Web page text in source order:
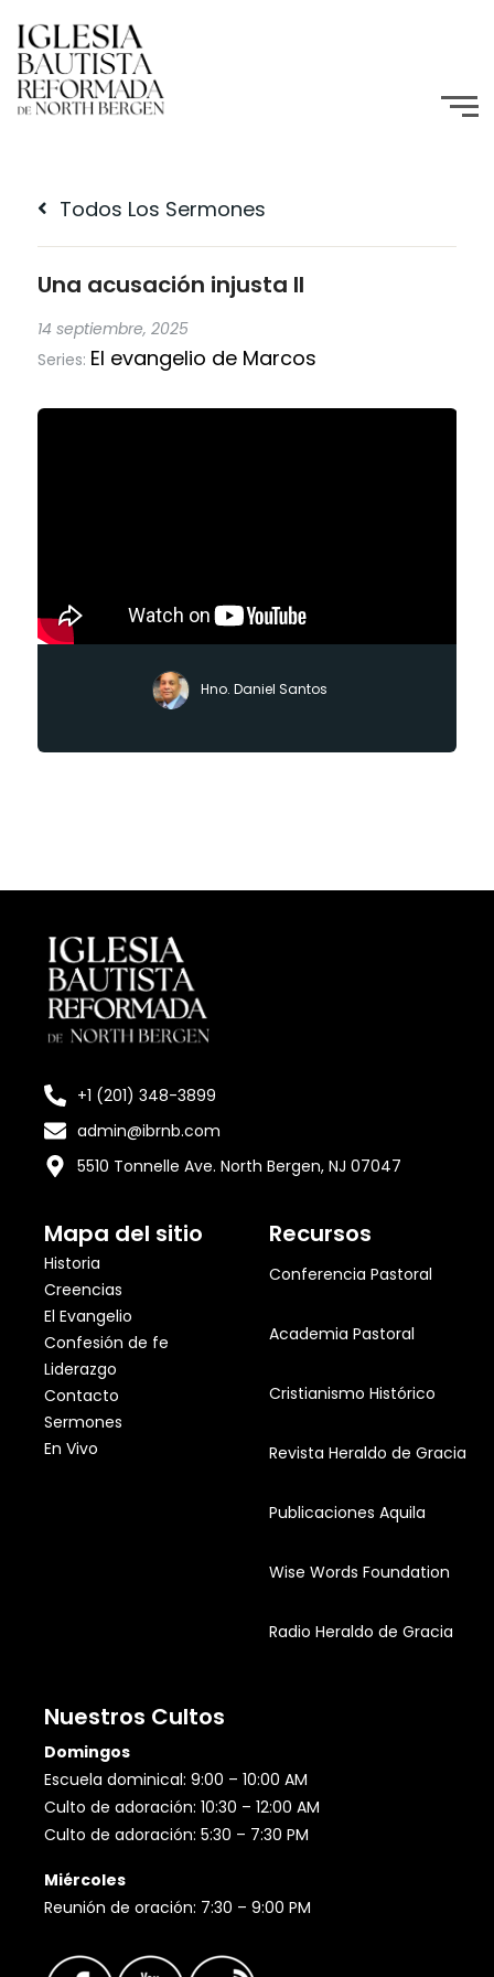
Todos Los Sermones
Una acusación injusta II
14 septiembre, 2025
Series: El evangelio de Marcos
Hno. Daniel Santos
+1 (201) 348-3899
admin@ibrnb.com
5510 Tonnelle Ave. North Bergen, NJ 07047
Mapa del sitio
Historia
Creencias
El Evangelio
Confesión de fe
Liderazgo
Contacto
Sermones
En Vivo
Recursos
Conferencia Pastoral
Academia Pastoral
Cristianismo Histórico
Revista Heraldo de Gracia
Publicaciones Aquila
Wise Words Foundation
Radio Heraldo de Gracia
Nuestros Cultos
Domingos
Escuela dominical: 9:00 – 10:00 AM
Culto de adoración: 10:30 – 12:00 AM
Culto de adoración: 5:30 – 7:30 PM
Miércoles
Reunión de oración: 7:30 – 9:00 PM